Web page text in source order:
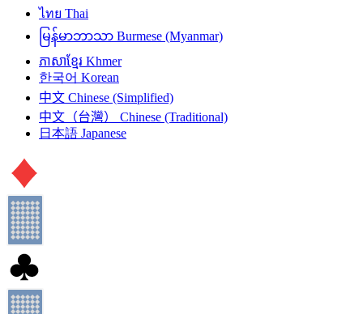
ไทย Thai
မြန်မာဘာသာ Burmese (Myanmar)
ភាសាខ្មែរ Khmer
한국어 Korean
中文 Chinese (Simplified)
中文（台灣）
Chinese (Traditional)
日本語 Japanese